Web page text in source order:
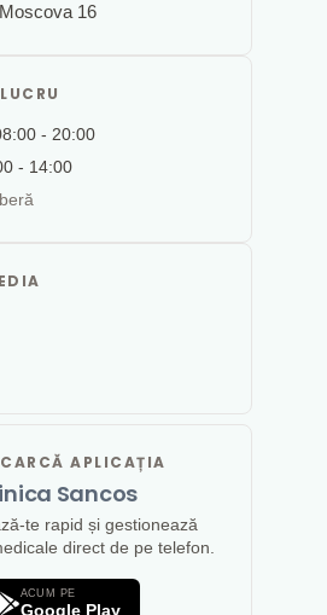
16
- 20:00
- 14:00
APLICAȚIA
Sancos
te rapid și gestionează
direct de pe telefon.
ACUM PE
Google Play